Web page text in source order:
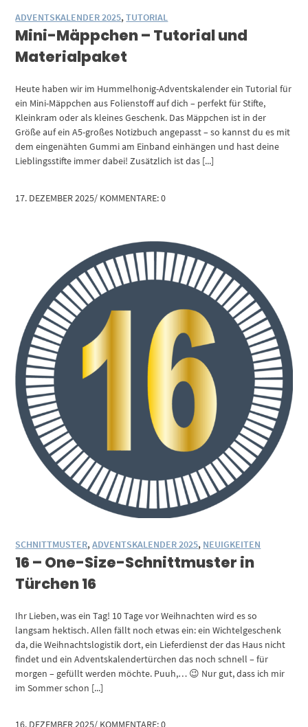
ADVENTSKALENDER 2025,TUTORIAL
Mini-Mäppchen – Tutorial und
Materialpaket
Heute haben wir im Hummelhonig-Adventskalender ein Tutorial für
ein Mini-Mäppchen aus Folienstoff auf dich – perfekt für Stifte,
Kleinkram oder als kleines Geschenk. Das Mäppchen ist in der
Größe auf ein A5-großes Notizbuch angepasst – so kannst du es mit
dem eingenähten Gummi am Einband einhängen und hast deine
Lieblingsstifte immer dabei! Zusätzlich ist das [...]
17. DEZEMBER 2025/ KOMMENTARE: 0
SCHNITTMUSTER,ADVENTSKALENDER 2025, NEUIGKEITEN
16 – One-Size-Schnittmuster in
Türchen 16
Ihr Lieben, was ein Tag! 10 Tage vor Weihnachten wird es so
langsam hektisch. Allen fällt noch etwas ein: ein Wichtelgeschenk
da, die Weihnachtslogistik dort, ein Lieferdienst der das Haus nicht
findet und ein Adventskalendertürchen das noch schnell – für
morgen – gefüllt werden möchte. Puuh,… 😉 Nur gut, dass ich mir
im Sommer schon [...]
16. DEZEMBER 2025/ KOMMENTARE: 0